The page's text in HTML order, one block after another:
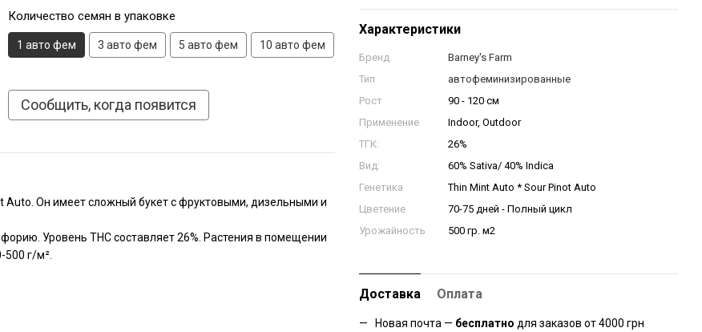
Количество семян в упаковке
1 авто фем 3 авто фем 5 авто фем 10 авто фем
Сообщить, когда появится
Характеристики
Бренд
Barney's Farm
Тип
автофеминизированные
Рост
90 - 120 см
Применение
Indoor, Outdoor
ТГК:
26%
Вид:
60% Sativa/ 40% Indica
Генетика
Thin Mint Auto * Sour Pinot Auto
Цветение
70-75 дней - Полный цикл
Урожайность
500 гр. м2
Доставка Оплата
Новая почта — бесплатно для заказов от 4000 грн
Auto. Он имеет сложный букет с фруктовыми, дизельными и
Уровень THC составляет 26%. Растения в помещении
500 г/м².